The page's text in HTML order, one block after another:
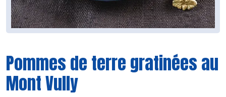
Pommes de terre gratinées au
Mont Vully